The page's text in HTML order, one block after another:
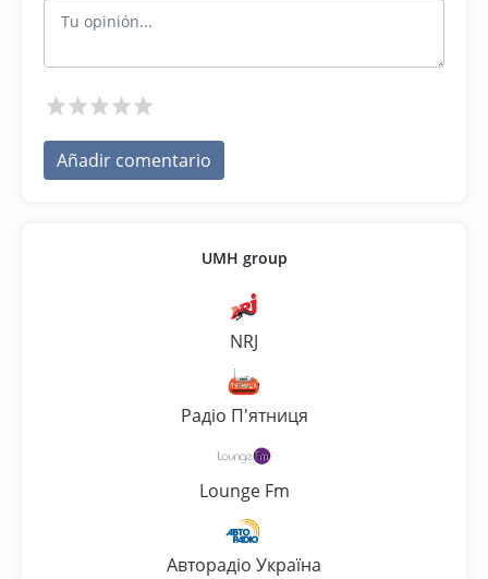
Añadir comentario
UMH group
NRJ
Радіо П'ятниця
Lounge Fm
Авторадіо Україна